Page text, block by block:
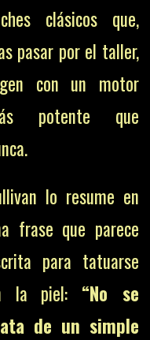
clásicos que,
pasar por el taller,
con un motor
potente que
lo resume en
frase que parece
para tatuarse
la piel: “No se
de un simple